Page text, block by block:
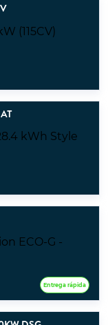
Entrega rápida